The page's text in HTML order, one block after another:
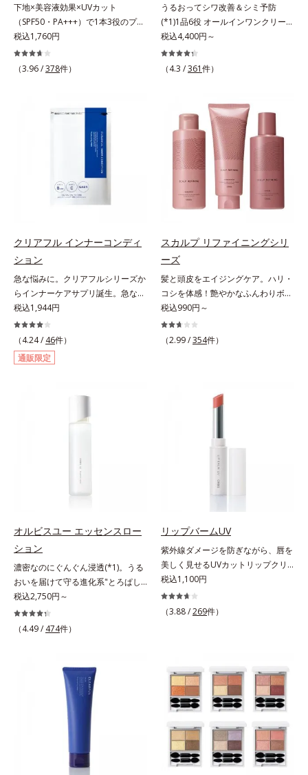
有効成分「トラネキサム酸」を配合
しました。さらに、シリーズ共通の
美容成分「GLルートブースター
(*10)」を配合することで、肌のふ
っくら感や透明感を叶えます。美白
上向き(*11)のハリと透明感を。効
イジングケアを応援します。*1 メ
ラニンの生成を抑え、シミ・ソバカ
スを防ぐ（ウォッシュを除く）*2
オルビス内スキンケアシリーズの保
湿力*3 年齢に応じたお手入れのこ
*7 乾燥による*8 保湿成分*9
ロニセラカエルレア果汁、ノバラエ
キス配合＝うるおいを与えハリと透
明感に満ちた肌へ導く保湿成分
*10 メマツヨイグサ抽出液、スイ
カズラエキス配合＝角層のすみずみ
まで水分・油分を保ち、ハリ・ツヤ
を与える保湿成分*11 気持ちのこ
と
て、従来から配合している美白(*1)
有効成分「トラネキサム酸」を配合
しました。さらに、シリーズ共通の
美容成分「GLルートブースター
(*11)」を配合することで、肌のふ
アが叶うシリーズに。3ステップで
上向き(*12)のハリと透明感を。効
果的なシナジー設計で、あなたのエ
イジングケアを応援します。*1 メ
ラニンの生成を抑え、シミ・ソバカ
スを防ぐ（ウォッシュを除く）*2
オルビス内スキンケアシリーズの保
湿力*3 年齢に応じたお手入れのこ
角層*5 乾燥による*6 洗浄によ
る物理的効果*7 うるおいによる
*8 乾燥、ハリ・ツヤのなさ*9
保湿成分*10 ロニセラカエルレア
果汁、ノバラエキス配合＝うるおい
を与えハリと透明感に満ちた肌へ導
く保湿成分*11 メマツヨイグサ抽
出液、スイカズラエキス配合＝角層
下地×美容液効果×UVカット
（SPF50・PA+++）で1本3役のプラ
イマー。凹凸をつるんとなめらかに
(*1)整え、化粧ノリUPの高機能化粧
下地。“塗るたび高まる、素肌の美
る小ジワをカバーしてハリ肌に整え
凸をつるんとなめらかに(*1)。スキ
ンケア発想の化粧下地です。保湿成
分が肌全層(*2)に働きかけて、肌の
うるおいをグンとアップ＆リッチな
クリームのようにぴたっと密着。乾
す。むやみに隠すのではなくふわり
アのW効果で軽やかな美肌を印象づ
けます。紫外線吸収剤フリーなのに
高SPF値、さらにスキンプロテクト
複合成分(*3)が、ブルーライト、紫
外線、大気中の微粒子汚れなどの外
的ダメージから肌表面をガードしま
す。【カバー効果】保湿性凹凸カバ
すい肌にうるおいを届けながら、光
ーします。【ラスティング効果】皮
主成分を選択的に吸収し、うるおい
はしっかり残すことでカバー力を保
層の範囲内*3 スキンプロテクト※
防ぐ複合成分 ※ ビルベリー葉エ
キス、タベブイアインペチギノサ樹
皮エキス*4 グリセリルグルコシド
（保湿成分）、（ジメチコン／ビニ
ルジメチコン）クロスポリマー、ジ
メチコン（カバー成分）*5 アクリ
レーツコポリマー
税込1,760円
（3.96 /378件）
うるおってシワ改善＆シミ予防
(*1)1品6役 オールインワンクリー
ム。オルビスアンバーは、いつも⾃
然体で美しくありたいと願う⼤⼈世
代に寄り添うブランドです。年齢印
世代の肌に向き合い、手軽なお手入
れで賢いケアを。ライフスタイルに
なじむ、若々しい印象(*2)作りのサ
ポートをします。オルビスアンバー
ヴァイタルトリートメントクリーム
「オルビスアンバー ヴァイタルト
リートメントクリーム」は、1品
で、化粧水、クリーム、シワ改善・
ッククリーム(*3)、パックの6役を
担い、複合的にアプローチ。Wナイ
アシン(*4)によるシワ改善・シミ予
防に加え、複合成分コラーゲンコン
プレックスSPが肌のハリを徹底サポ
ート。肌なじみのよいクリーム構造
で角層まで保湿成分が浸透し、うる
おいをギュッと閉じ込めます。洗顔
す。*1 メラニンの生成を抑え、シ
ミ・ソバカスを防ぐ*2 肌にハリを
ケアとして*4 ナイアシンアミド
税込4,400円～
（4.3 /361件）
クリアフル インナーコンディ
ション
急な悩みに。クリアフルシリーズか
らインナーケアサプリ誕生。急な悩
みに。ケアに行き詰まったすべての
女性に送る、「クリアフルシリー
ズ」のオールインワンサプリメント
です。ビタミンB1とB2を配合。ビ
タミンB6とビタミンCは、タイムリ
放出されます。またすこやかな美し
ラミドをプラス。さらにストレス社
すこやかな毎日を応援します。
税込1,944円
（4.24 / 46件）
通販限定
スカルプ リファイニングシリ
ーズ
髪と頭皮をエイジングケア。ハリ・
コシを体感！艶やかなふんわりボリ
ューム美髪へ。「抜け毛が目立つ」
「ボリュームがない」「ハリ・コシ
がない」という年齢による3大髪悩
シリーズです。地肌と髪をすこやか
に保つ「3Dプロテクト成分(*2)」
ンドボタニカルエキス(*2)」を配
美髪へ導きます。翌朝の手ぐしで納
得できる、褒められ髪をご体感くだ
さい。*1 年齢に応じたお手入れの
こと *2 保湿成分
税込990円～
（2.99 /354件）
オルビスユー エッセンスロー
ション
濃密なのにぐんぐん浸透(*1)。うる
おいを届けて守る進化系"とろぱし
ゃ"ローション。7000種を超える成
分から厳選し、「うるおいの質
(*1)」に着目した初期エイジングケ
ーチする初期エイジングケアシリー
ズです。「うるおいの質」に着目
し、肌荒れを予防しながらうるおい
に満ちた美しい肌へと導きます。ポ
ーラ・オルビスグループ独自の肌荒
れ防止有効成分として、「DF-パン
テノール(*3)」を国内唯一(*4)、高
濃度で配合。角層のバリア機能にア
税込2,750円～
（4.49 / 474件）
リップバームUV
紫外線ダメージを防ぎながら、唇を
美しく見せるUVカットリップクリ
ーム。UV対策を忘れがちな唇に。
紫外線をカットしながら、顔色をパ
ッと明るく見せるUVカットリップ
SPF25・PA++のUVカット効果のあ
るリップクリームで、顔だけでなく
唇もしっかりUV対策しましょう。2
種類の保湿成分（加水分解コラーゲ
ン、ゲットウ葉エキス）を配合して
いるから、カサつき・くすみ(*)など
の乾燥悩みも解決＆うるおい長持
ち。通常色は、どんな肌色にも似合
税込1,100円
（3.88 /269件）